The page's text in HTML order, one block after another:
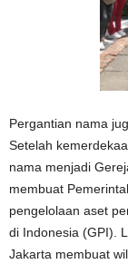
Pergantian nama
Setelah
nama menjadi
membuat
pengelolaan aset
di Indonesia (GPI).
Jakarta membuat